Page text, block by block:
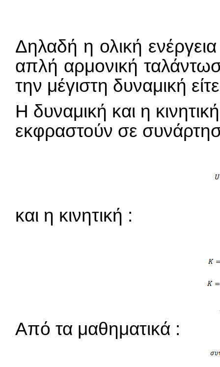
Δηλαδή η ολική
απλή αρμονική
την μέγιστη δυναμική
Η δυναμική και η
εκφραστούν σε
και η κινητική :
Από τα μαθηματικά :